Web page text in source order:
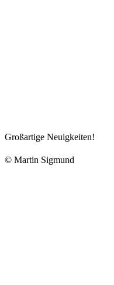
Großartige Neuigkeiten!
© Martin Sigmund